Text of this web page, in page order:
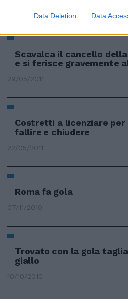
Data Deletion Data
Scavalca il cancello
e si ferisce gravemente
29/05/2011
Costretti a licenziare per
fallire e chiudere
22/05/2011
Roma fa gola
07/11/2010
Trovato con la gola
giallo
10/10/2010